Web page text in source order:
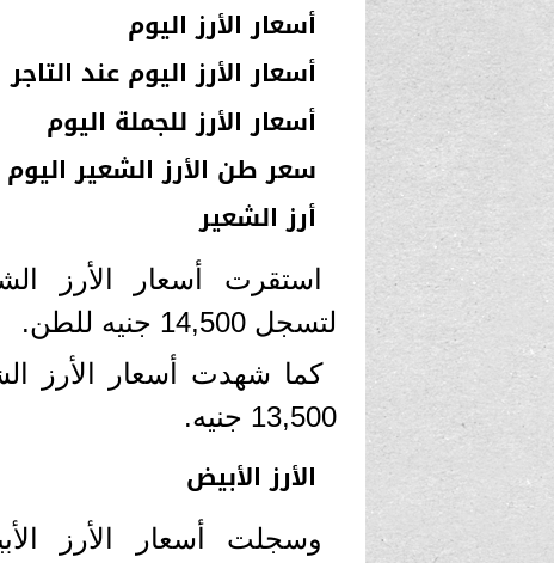
أسعار الأرز اليوم
أسعار الأرز اليوم عند التاجر
أسعار الأرز للجملة اليوم
سعر طن الأرز الشعير اليوم
أرز الشعير
استقرت أسعار الأرز
لتسجل 14,500 جنيه للطن.
كما شهدت أسعار الأرز
13,500 جنيه.
الأرز الأبيض